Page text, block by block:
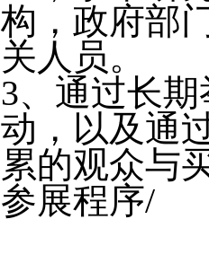
构，政府部
关人员。
3、通过长
动，以及通
累的观众与
参展程序/